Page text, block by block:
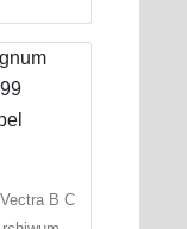
B C